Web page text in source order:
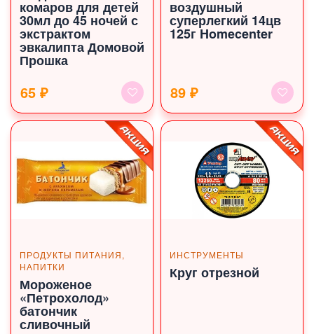
комаров для детей
30мл до 45 ночей с
экстрактом
эвкалипта Домовой
Прошка
65 ₽
воздушный
суперлегкий 14цв
125г Homecenter
89 ₽
ПРОДУКТЫ ПИТАНИЯ,
НАПИТКИ
Мороженое
«Петрохолод»
батончик
сливочный
ИНСТРУМЕНТЫ
Круг отрезной